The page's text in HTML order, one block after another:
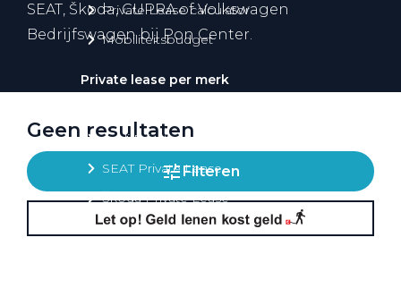
Private Lease calculator
Mobiliteitsbudget
Private lease per merk
Audi Private Lease
SEAT Private Lease
Škoda Private Lease
SEAT, Škoda, CUPRA of Volkswagen
Bedrijfswagen bij Pon Center.
Geen resultaten
Filteren